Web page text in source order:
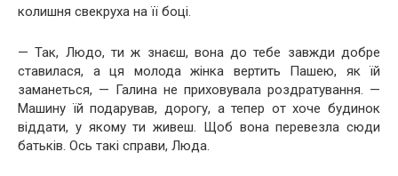
колишня свекруха на її боці.
— Так, Людо, ти ж знаєш, вона до тебе завжди добре
ставилася, а ця молода жінка вертить Пашею, як їй
заманеться, — Галина не приховувала роздратування. —
Машину їй подарував, дорогу, а тепер от хоче будинок
віддати, у якому ти живеш. Щоб вона перевезла сюди
батьків. Ось такі справи, Люда.